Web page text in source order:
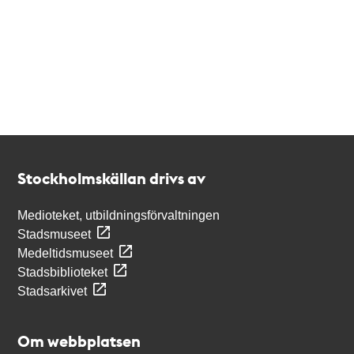
Stockholmskällan drivs av
Medioteket, utbildningsförvaltningen
Stadsmuseet
Medeltidsmuseet
Stadsbiblioteket
Stadsarkivet
Om webbplatsen